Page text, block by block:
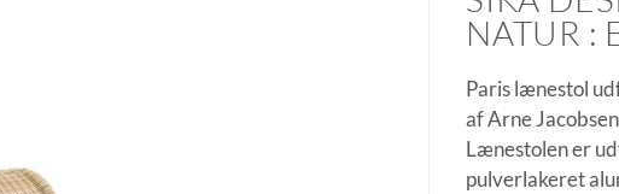
NATUR :
Paris lænestol
af Arne
Lænestolen er
pulverlakeret